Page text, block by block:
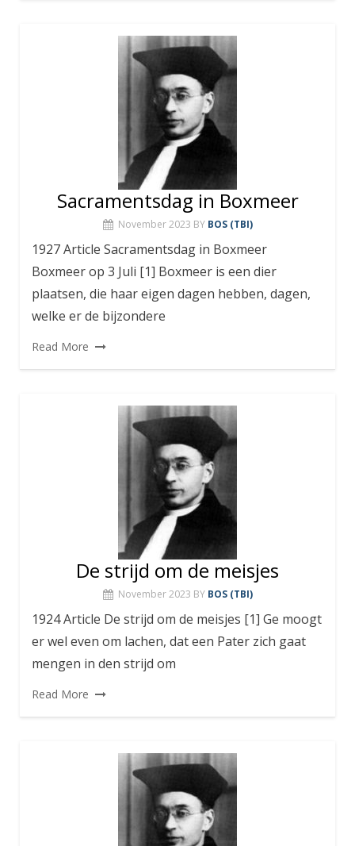
Sacramentsdag in Boxmeer
November 2023 BY BOS (TBI)
1927 Article Sacramentsdag in Boxmeer
Boxmeer op 3 Juli [1] Boxmeer is een dier
plaatsen, die haar eigen dagen hebben, dagen,
welke er de bijzondere
Read More
De strijd om de meisjes
November 2023 BY BOS (TBI)
1924 Article De strijd om de meisjes [1] Ge moogt
er wel even om lachen, dat een Pater zich gaat
mengen in den strijd om
Read More